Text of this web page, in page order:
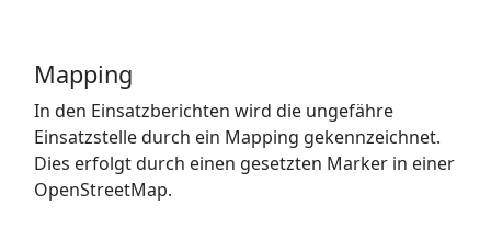
Mapping
In den Einsatzberichten wird die ungefähre
Einsatzstelle durch ein Mapping gekennzeichnet.
Dies erfolgt durch einen gesetzten Marker in einer
OpenStreetMap.